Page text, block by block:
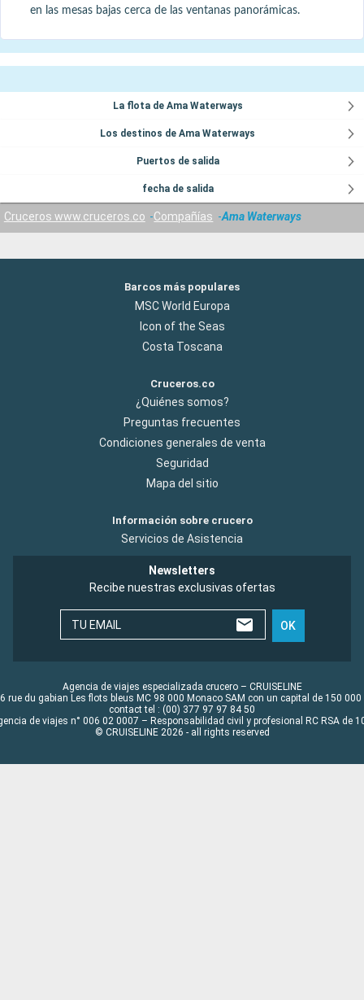
en las mesas bajas cerca de las ventanas panorámicas.
La flota de Ama Waterways
Los destinos de Ama Waterways
Puertos de salida
fecha de salida
Cruceros www.cruceros.co Compañías Ama Waterways
Barcos más populares
MSC World Europa
Icon of the Seas
Costa Toscana
Cruceros.co
¿Quiénes somos?
Preguntas frecuentes
Condiciones generales de venta
Seguridad
Mapa del sitio
Información sobre crucero
Servicios de Asistencia
Newsletters
Recibe nuestras exclusivas ofertas
TU EMAIL OK
Agencia de viajes especializada crucero – CRUISELINE
rue du gabian Les flots bleus MC 98 000 Monaco SAM con un capital de 150 000
contact tel : (00) 377 97 97 84 50
de viajes n° 006 02 0007 – Responsabilidad civil y profesional RC RSA de
© CRUISELINE 2026 - all rights reserved